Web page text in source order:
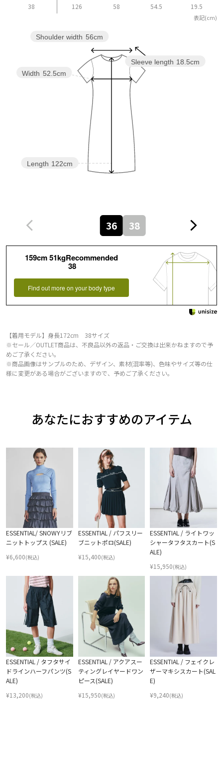
38 126 58 54.5 19.5
表記(cm)
Sleeve length 18.5cm
Length 122cm
Width 52.5cm
Shoulder width 56cm
36 38
159cm 51kgRecommended
38
Find out more on your body type
【着用モデル】身長172cm 38サイズ
※セール／OUTLET商品は、不良品以外の返品・ご交換は出来かねますので予
めご了承ください。
※商品画像はサンプルのため、デザイン、素材(混率等)、色味やサイズ等の仕
様に変更がある場合がございますので、予めご了承ください。
あなたにおすすめのアイテム
ESSENTIAL/ SNOWYリブ
ニットトップス (SALE)
¥6,600(税込)
ESSENTIAL / パフスリー
ブニットポロ(SALE)
¥15,400(税込)
ESSENTIAL / ライトワッ
シャータフタスカート(S
ALE)
¥15,950(税込)
ESSENTIAL / タフタサイ
ドラインハーフパンツ(S
ALE)
¥13,200(税込)
ESSENTIAL / アクアスー
ティングレイヤードワン
ピース(SALE)
¥15,950(税込)
ESSENTIAL / フェイクレ
ザーマキシスカート(SAL
E)
¥9,240(税込)